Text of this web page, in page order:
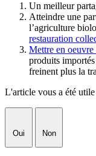
Un meilleur
Atteindre une
l’agriculture
restauration
Mettre en oeuvre
produits importés
freinent plus la
L'article vous a été
Oui Non